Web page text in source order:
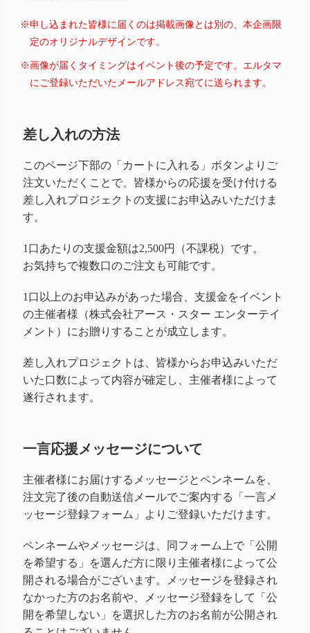
※申し込まれた皆様に届くのは掲載画像とは別の、本企画限
定のオリジナルデザインです。
※画像が届くタイミングはイベント後の予定です。エルタマ
にご登録いただいたメールアドレス宛てに送られます。
差し入れの方法
このページ下部の「カートに入れる」ボタンよりご
注文いただくことで、皆様からの応援を受け付ける
差し入れプロジェクトの支援にお申込みいただけま
す。
1口あたりの支援金額は2,500円（不課税）です。
お気持ちで複数口のご注文も可能です。
1口以上のお申込みがあった場合、支援金をイベント
の主催者様（株式会社アース・スター エンターテイ
メント）にお贈りすることが成立します。
差し入れプロジェクトは、皆様からお申込みいただ
いた口数によって内容が確定し、主催者様によって
遂行されます。
一言応援メッセージについて
主催者様にお届けするメッセージとペンネームを、
注文完了後の自動送信メールでご案内する「一言メ
ッセージ登録フォーム」よりご登録いただけます。
ペンネームやメッセージは、同フォーム上で「公開
を希望する」を選んだ方に限り主催者様によって公
開される場合がございます。メッセージを登録され
なかった方のお名前や、メッセージ登録をして「公
開を希望しない」を選択した方のお名前が公開され